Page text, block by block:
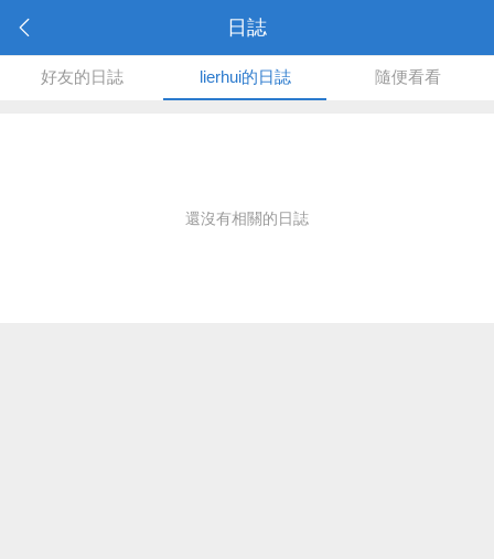
日誌
好友的日誌 lierhui的日誌 隨便看看
還沒有相關的日誌